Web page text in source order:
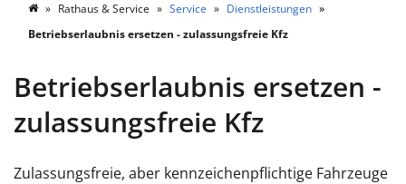
Rathaus & Service Service
Dienstleistungen
Betriebserlaubnis ersetzen - zulassungsfreie Kfz
Betriebserlaubnis ersetzen -
zulassungsfreie Kfz
Zulassungsfreie, aber kennzeichenpflichtige Fahrzeuge